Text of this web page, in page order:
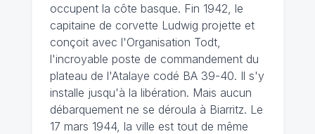
occupent la côte basque. Fin 1942, le
capitaine de corvette Ludwig projette et
conçoit avec l'Organisation Todt,
l'incroyable poste de commandement du
plateau de l'Atalaye codé BA 39-40. Il s'y
installe jusqu'à la libération. Mais aucun
débarquement ne se déroula à Biarritz. Le
17 mars 1944, la ville est tout de même